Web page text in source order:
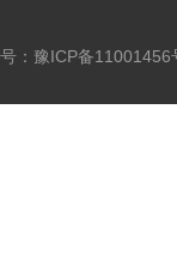
： 豫ICP备11001456